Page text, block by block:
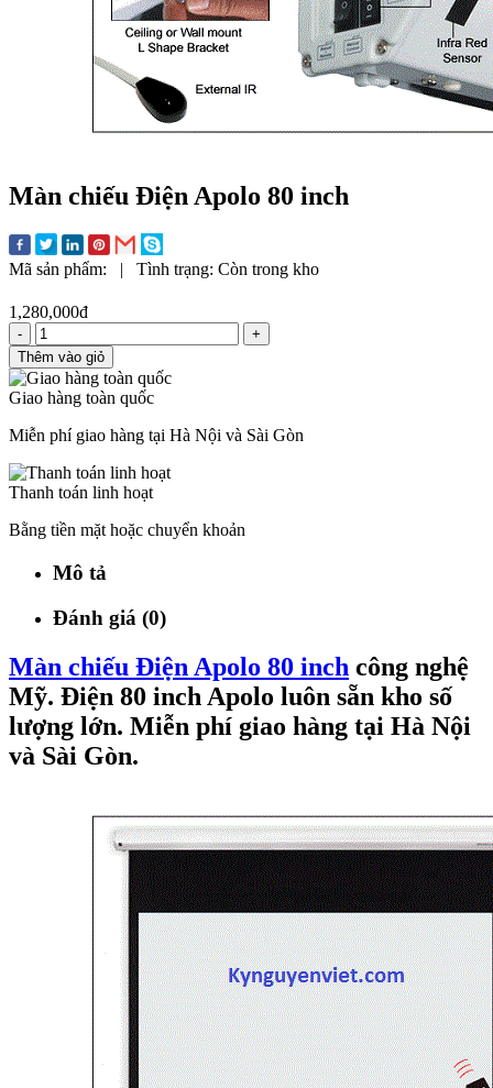
Màn chiếu Điện Apolo 80 inch
Mã sản phẩm: | Tình trạng: Còn trong kho
1,280,000đ
-
+
Thêm vào giỏ
Giao hàng toàn quốc
Miễn phí giao hàng tại Hà Nội và Sài Gòn
Thanh toán linh hoạt
Bằng tiền mặt hoặc chuyển khoản
Mô tả
Đánh giá (0)
Màn chiếu Điện Apolo 80 inch công nghệ
Mỹ. Điện 80 inch Apolo luôn sẵn kho số
lượng lớn. Miễn phí giao hàng tại Hà Nội
và Sài Gòn.